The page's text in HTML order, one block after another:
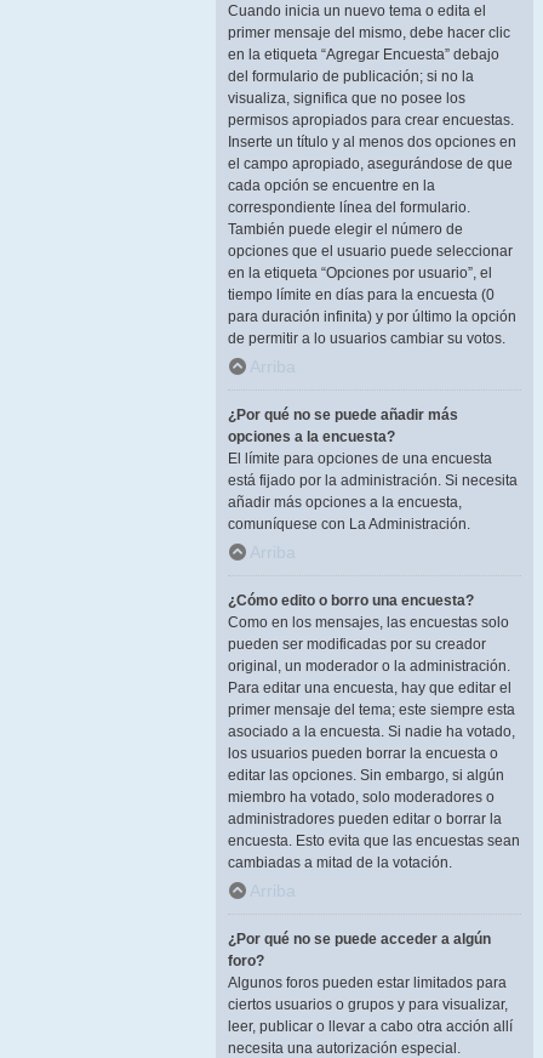
Cuando inicia un nuevo tema o edita el
primer mensaje del mismo, debe hacer clic
en la etiqueta “Agregar Encuesta” debajo
del formulario de publicación; si no la
visualiza, significa que no posee los
permisos apropiados para crear encuestas.
Inserte un título y al menos dos opciones en
el campo apropiado, asegurándose de que
cada opción se encuentre en la
correspondiente línea del formulario.
También puede elegir el número de
opciones que el usuario puede seleccionar
en la etiqueta “Opciones por usuario”, el
tiempo límite en días para la encuesta (0
para duración infinita) y por último la opción
de permitir a lo usuarios cambiar su votos.
Arriba
¿Por qué no se puede añadir más
opciones a la encuesta?
El límite para opciones de una encuesta
está fijado por la administración. Si necesita
añadir más opciones a la encuesta,
comuníquese con La Administración.
Arriba
¿Cómo edito o borro una encuesta?
Como en los mensajes, las encuestas solo
pueden ser modificadas por su creador
original, un moderador o la administración.
Para editar una encuesta, hay que editar el
primer mensaje del tema; este siempre esta
asociado a la encuesta. Si nadie ha votado,
los usuarios pueden borrar la encuesta o
editar las opciones. Sin embargo, si algún
miembro ha votado, solo moderadores o
administradores pueden editar o borrar la
encuesta. Esto evita que las encuestas sean
cambiadas a mitad de la votación.
Arriba
¿Por qué no se puede acceder a algún
foro?
Algunos foros pueden estar limitados para
ciertos usuarios o grupos y para visualizar,
leer, publicar o llevar a cabo otra acción allí
necesita una autorización especial.